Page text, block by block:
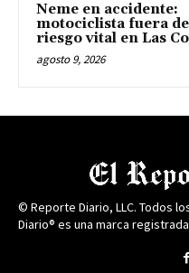
Neme en accidente:
motociclista fuera de
riesgo vital en Las
agosto 9, 2026
© Reporte Diario, LLC. Todos
Diario® es una marca registrada